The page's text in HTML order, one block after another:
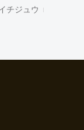
チジュウ